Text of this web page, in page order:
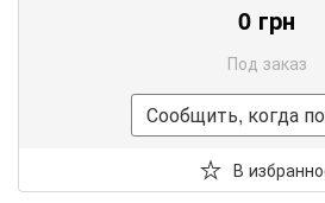
0 грн
Под заказ
Сообщить, когда
В